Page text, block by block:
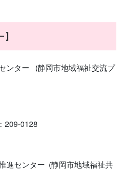
ンター (静岡市地域福祉交流プ
209-0128
進センター (静岡市地域福祉共